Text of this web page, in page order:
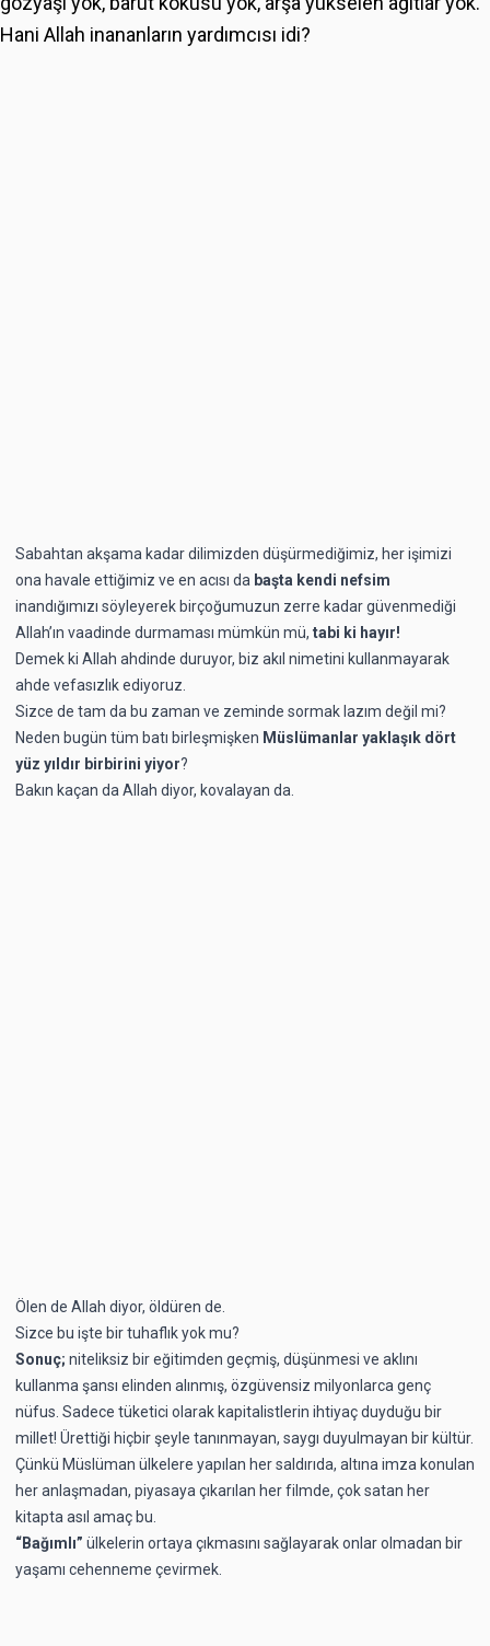
Hani Allah inananların yardımcısı idi?
Sabahtan akşama kadar dilimizden düşürmediğimiz, her işimizi
ona havale ettiğimiz ve en acısı da başta kendi nefsim
inandığımızı söyleyerek birçoğumuzun zerre kadar güvenmediği
Allah’ın vaadinde durmaması mümkün mü, tabi ki hayır!
Demek ki Allah ahdinde duruyor, biz akıl nimetini kullanmayarak
ahde vefasızlık ediyoruz.
Sizce de tam da bu zaman ve zeminde sormak lazım değil mi?
Neden bugün tüm batı birleşmişken Müslümanlar yaklaşık dört
yüz yıldır birbirini yiyor?
Bakın kaçan da Allah diyor, kovalayan da.
Ölen de Allah diyor, öldüren de.
Sizce bu işte bir tuhaflık yok mu?
Sonuç; niteliksiz bir eğitimden geçmiş, düşünmesi ve aklını
kullanma şansı elinden alınmış, özgüvensiz milyonlarca genç
nüfus. Sadece tüketici olarak kapitalistlerin ihtiyaç duyduğu bir
millet! Ürettiği hiçbir şeyle tanınmayan, saygı duyulmayan bir kültür.
Çünkü Müslüman ülkelere yapılan her saldırıda, altına imza konulan
her anlaşmadan, piyasaya çıkarılan her filmde, çok satan her
kitapta asıl amaç bu.
“Bağımlı” ülkelerin ortaya çıkmasını sağlayarak onlar olmadan bir
yaşamı cehenneme çevirmek.